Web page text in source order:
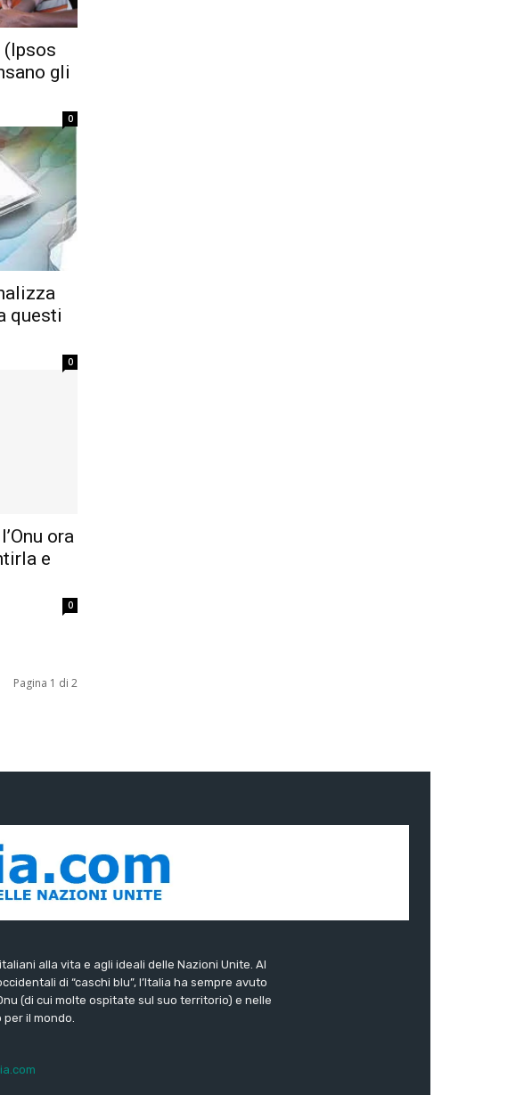
(Ipsos
gli
0
questi
0
ora
e
0
Pagina 1 di 2
alla vita e agli ideali delle Nazioni Unite. Al
di “caschi blu”, l’Italia ha sempre avuto
(di cui molte ospitate sul suo territorio) e nelle
il mondo.